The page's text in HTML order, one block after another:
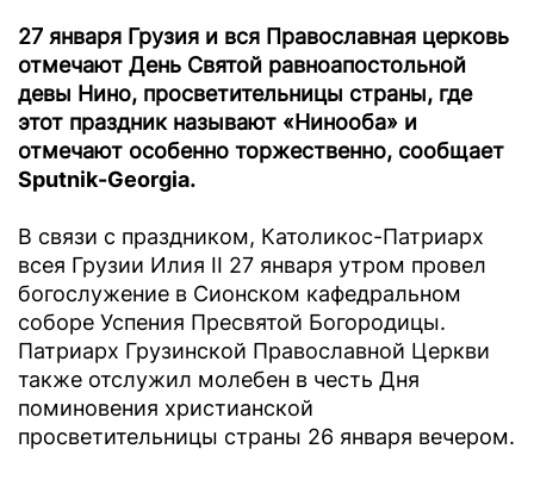
27 января Грузия и вся Православная церковь
отмечают День Святой равноапостольной
девы Нино, просветительницы страны, где
этот праздник называют «Нинооба» и
отмечают особенно торжественно, сообщает
Sputnik-Georgia.
В связи с праздником, Католикос-Патриарх
всея Грузии Илия II 27 января утром провел
богослужение в Сионском кафедральном
соборе Успения Пресвятой Богородицы.
Патриарх Грузинской Православной Церкви
также отслужил молебен в честь Дня
поминовения христианской
просветительницы страны 26 января вечером.